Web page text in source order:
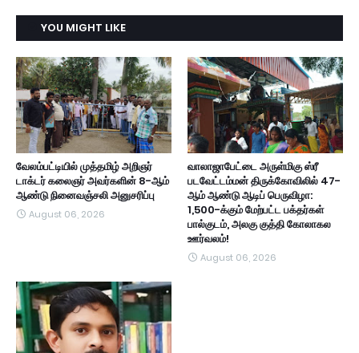
YOU MIGHT LIKE
வேலம்பட்டியில் முத்தமிழ் அறிஞர்
டாக்டர் கலைஞர் அவர்களின் 8-ஆம்
ஆண்டு நினைவஞ்சலி அனுசரிப்பு
August 06, 2026
வாலாஜாபேட்டை அருள்மிகு ஸ்ரீ
படவேட்டம்மன் திருக்கோவிலில் 47-
ஆம் ஆண்டு ஆடிப் பெருவிழா:
1,500-க்கும் மேற்பட்ட பக்தர்கள்
பால்குடம், அலகு குத்தி கோலாகல
ஊர்வலம்!
August 06, 2026